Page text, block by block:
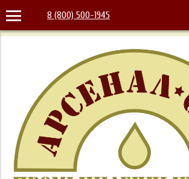
8 (800) 500-1945